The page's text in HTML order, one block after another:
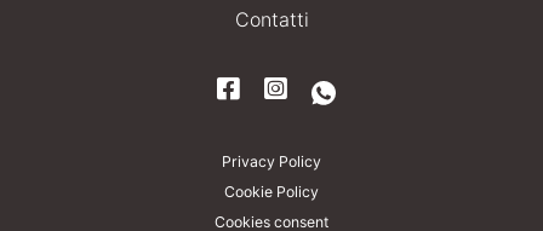
Contatti
Privacy Policy
Cookie Policy
Cookies consent